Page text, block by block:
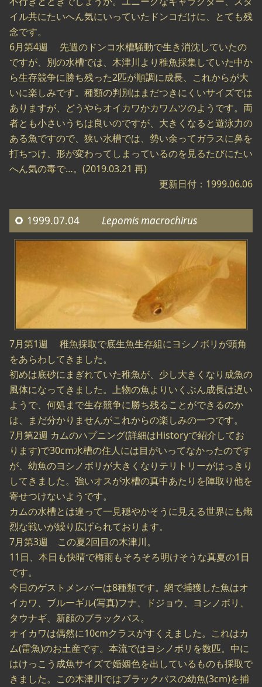
イル共にたいへん気にいっていたドンコだけに、とても残
念です。
6月第4週 先週のドンコ水槽騒動で生き消沈していたの
ですが、別の水槽では、木津川より稚魚採集していた中か
ら生存競争に勝ち残った2匹が順調に成長、これからが大
いに楽しみです。種類の判別はまだつきにくいサイズでは
ありますが、どうやらオイカワかカワムツのようです。両
者とも小さいうちは良いのですが、大きくなると遊泳力の
ある魚ですので、狭い水槽では、勢い余ってガラスに鼻を
打ちつけ、形が変わってしまっているのを見るたびにたい
へん気の毒で…。(2019.03.21 再)
更新日付：1999.06.06
1999.07.04 Lepomis macrochirus
7月第1週 稚魚採取で底生魚生存組にヨシノボリが頭角
をあらわしてきました。
初めは底砂にまぎれていた稚魚が、少し大きくなり成魚の
風体になってきました。上物の魚よりいくぶん成長は遅い
ようで、何処まで生存競争に勝ち残ることができるのか
は、まだ分かりませんがこれからの楽しみの一つです。
7月第2週 カムのハプニング(詳細はHistoryで紹介してお
ります)で30cm水槽の住人には目がいってなかったのです
が、幼魚のヨシノボリが大きくなりテリトリーがはっきり
してきました。強いオスが水槽の真中あたりを陣取り他を
寄せつけないようです。
カムの水槽とは違って一見穏やかそうに見える世界にも熾
烈な戦いが繰り広げられております。
7月第3週 この夏2回目の木津川。
11日、本日も快晴で梅雨もそろそろ明けそうな真夏の1日
です。
今日のゲストメンバーは8種類です。網で捕獲した魚はオ
イカワ、ブルーギル(写真)フナ、ドジョウ、ヨシノボリ、
タウナギ、新顔のブラックバス。
オイカワは偶然に10cmクラスがすくえました。これはカ
ム(雷魚)のお土産です。本流ではヨシノボリを数匹。中に
はけっこう成魚サイズで婚姻色を出しているものも採取で
きました。この木津川ではブラックバスの幼魚(3cm)を捕